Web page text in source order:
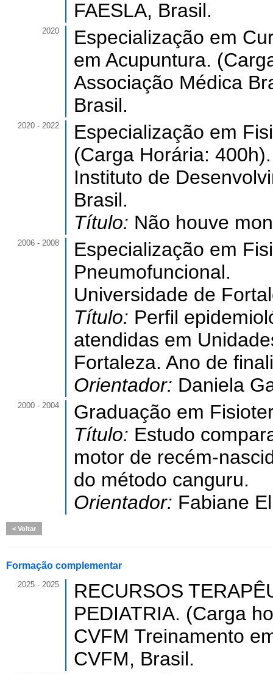
FAESLA, Brasil.
2020
Especialização em
em Acupuntura.
Associação Médica
Brasil.
2020 - 2022
Especialização em
(Carga Horária: 400h).
Instituto de
Brasil.
Título: Não houve
2006 - 2008
Especialização em
Pneumofuncional.
Universidade de
Título: Perfil
atendidas em
Fortaleza. Ano de
Orientador: Daniela
2000 - 2004
Graduação em
Título: Estudo
motor de recém-
do método canguru.
Orientador: Fabiane
Voltar
Formação complementar
2025 - 2025
RECURSOS
PEDIATRIA. (Carga
CVFM Treinamento
CVFM, Brasil.